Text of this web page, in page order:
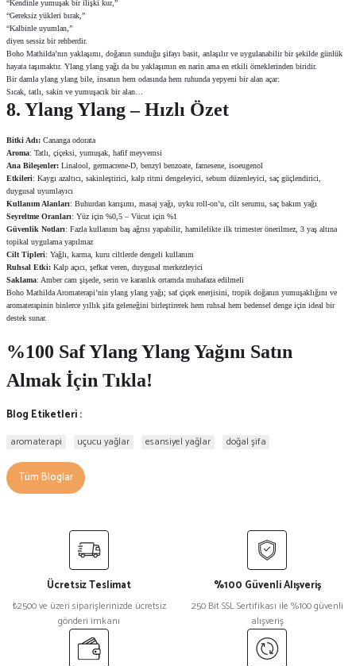
“Kendinle yumuşak bir ilişki kur,”
“Gereksiz yükleri bırak,”
“Kalbinle uyumlan,”
diyen sessiz bir rehberdir.
Boho Mathilda’nın yaklaşımı, doğanın sunduğu şifayı basit, anlaşılır ve uygulanabilir bir şekilde günlük
hayata taşımaktır. Ylang ylang yağı da bu yaklaşımın en narin ama en etkili örneklerinden biridir.
Bir damla ylang ylang bile, insanın hem odasında hem ruhunda yepyeni bir alan açar:
Sıcak, tatlı, sakin ve yumuşacık bir alan…
8. Ylang Ylang – Hızlı Özet
Bitki Adı: Cananga odorata
Aroma: Tatlı, çiçeksi, yumuşak, hafif meyvemsi
Ana Bileşenler: Linalool, germacrene-D, benzyl benzoate, farnesene, isoeugenol
Etkileri: Kaygı azaltıcı, sakinleştirici, kalp ritmi dengeleyici, sebum düzenleyici, saç güçlendirici,
duygusal uyumlayıcı
Kullanım Alanları: Buhurdan karışımı, masaj yağı, uyku roll-on’u, cilt serumu, saç bakım yağı
Seyreltme Oranları: Yüz için %0,5 – Vücut için %1
Güvenlik Notları: Fazla kullanım baş ağrısı yapabilir, hamilelikte ilk trimester önerilmez, 3 yaş altına
topikal uygulama yapılmaz
Cilt Tipleri: Yağlı, karma, kuru ciltlerde dengeli kullanım
Ruhsal Etki: Kalp açıcı, şefkat veren, duygusal merkezleyici
Saklama: Amber cam şişede, serin ve karanlık ortamda muhafaza edilmeli
Boho Mathilda Aromaterapi’nin ylang ylang yağı; saf çiçek enerjisini, tropik doğanın yumuşaklığını ve
aromaterapinin binlerce yıllık şifa geleneğini birleştirerek hem ruhsal hem bedensel denge için ideal bir
destek sunar.
%100 Saf Ylang Ylang Yağını Satın
Almak İçin Tıkla!
Blog Etiketleri :
aromaterapi uçucu yağlar esansiyel yağlar doğal şifa
Tüm Bloglar
Ücretsiz Teslimat
₺2500 ve üzeri siparişlerinizde ücretsiz
gönderi imkanı
%100 Güvenli Alışveriş
250 Bit SSL Sertifikası ile %100 güvenli
alışveriş